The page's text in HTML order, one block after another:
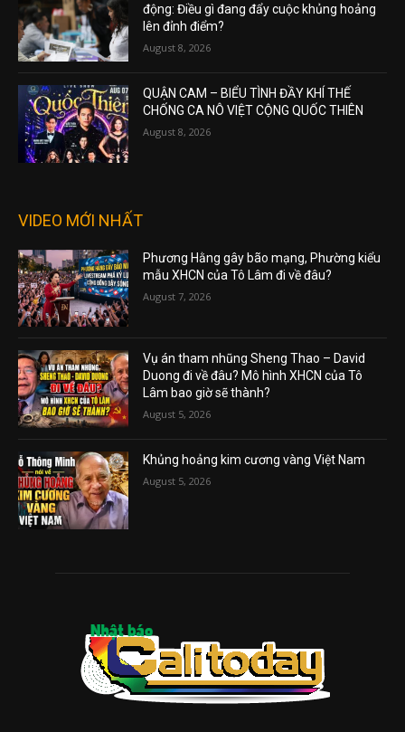
động: Điều gì đang đẩy cuộc khủng hoảng
lên đỉnh điểm?
August 8, 2026
QUẬN CAM – BIỂU TÌNH ĐẦY KHÍ THẾ
CHỐNG CA NÔ VIỆT CỘNG QUỐC THIÊN
August 8, 2026
VIDEO MỚI NHẤT
Phương Hằng gây bão mạng, Phường kiểu
mẫu XHCN của Tô Lâm đi về đâu?
August 7, 2026
Vụ án tham nhũng Sheng Thao – David
Duong đi về đâu? Mô hình XHCN của Tô
Lâm bao giờ sẽ thành?
August 5, 2026
Khủng hoảng kim cương vàng Việt Nam
August 5, 2026